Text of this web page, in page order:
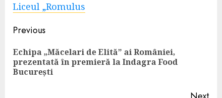
Liceul „Romulus
Continue
Reading
Previous
Echipa „Măcelari de Elită” ai României,
prezentată în premieră la Indagra Food
București